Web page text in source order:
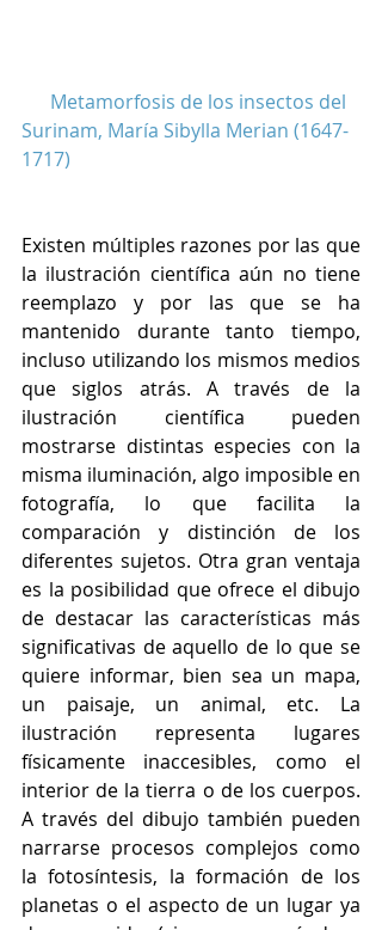
Metamorfosis de los insectos del
Surinam, María Sibylla Merian (1647-
1717)
Existen múltiples razones por las que
la ilustración científica aún no tiene
reemplazo y por las que se ha
mantenido durante tanto tiempo,
incluso utilizando los mismos medios
que siglos atrás. A través de la
ilustración científica pueden
mostrarse distintas especies con la
misma iluminación, algo imposible en
fotografía, lo que facilita la
comparación y distinción de los
diferentes sujetos. Otra gran ventaja
es la posibilidad que ofrece el dibujo
de destacar las características más
significativas de aquello de lo que se
quiere informar, bien sea un mapa,
un paisaje, un animal, etc. La
ilustración representa lugares
físicamente inaccesibles, como el
interior de la tierra o de los cuerpos.
A través del dibujo también pueden
narrarse procesos complejos como
la fotosíntesis, la formación de los
planetas o el aspecto de un lugar ya